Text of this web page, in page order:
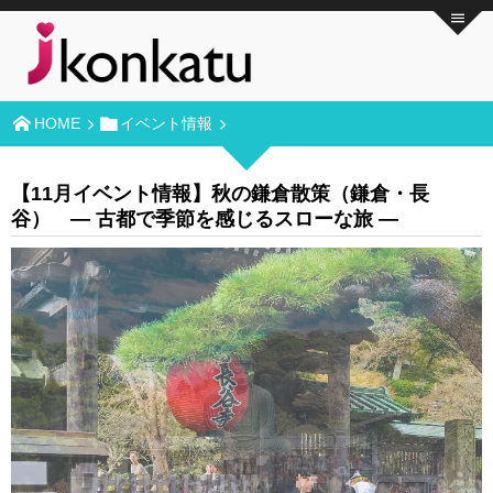
HOME イベント情報
【11月イベント情報】秋の鎌倉散策（鎌倉・長
谷） ― 古都で季節を感じるスローな旅 ―